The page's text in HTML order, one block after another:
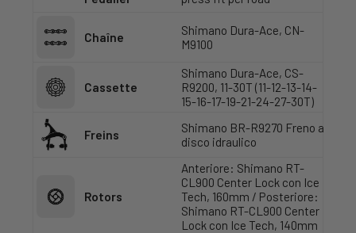
Chaîne
Shimano Dura-Ace, CN-
M9100
Cassette
Shimano Dura-Ace, CS-
R9200, 11-30T (11-12-13-14-
15-16-17-19-21-24-27-30T)
Freins
Shimano BR-R9270 Freno a
disco idraulico
Rotors
Anteriore: Shimano RT-
CL900 Center Lock con Ice
Tech, 160mm / Posteriore:
Shimano RT-CL900 Center
Lock con Ice Tech, 140mm